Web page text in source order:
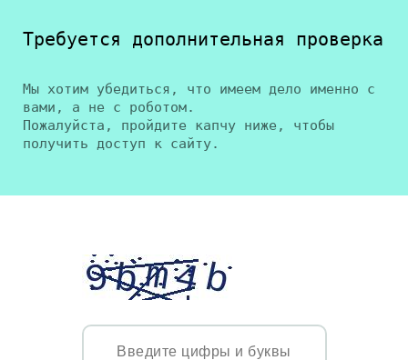
Требуется дополнительная проверка
Мы хотим убедиться, что имеем дело именно с
вами, а не с роботом.
Пожалуйста, пройдите капчу ниже, чтобы
получить доступ к сайту.